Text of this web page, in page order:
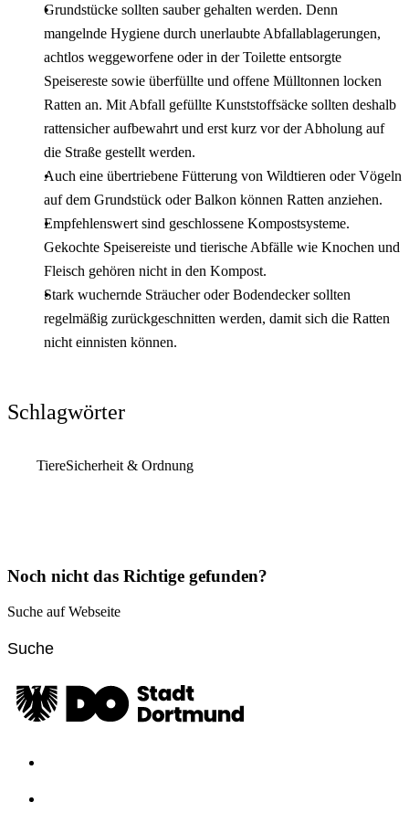
Grundstücke sollten sauber gehalten werden. Denn
mangelnde Hygiene durch unerlaubte Abfallablagerungen,
achtlos weggeworfene oder in der Toilette entsorgte
Speisereste sowie überfüllte und offene Mülltonnen locken
Ratten an. Mit Abfall gefüllte Kunststoffsäcke sollten deshalb
rattensicher aufbewahrt und erst kurz vor der Abholung auf
die Straße gestellt werden.
Auch eine übertriebene Fütterung von Wildtieren oder Vögeln
auf dem Grundstück oder Balkon können Ratten anziehen.
Empfehlenswert sind geschlossene Kompostsysteme.
Gekochte Speisereiste und tierische Abfälle wie Knochen und
Fleisch gehören nicht in den Kompost.
Stark wuchernde Sträucher oder Bodendecker sollten
regelmäßig zurückgeschnitten werden, damit sich die Ratten
nicht einnisten können.
Schlagwörter
TiereSicherheit & Ordnung
Noch nicht das Richtige gefunden?
Suche auf Webseite